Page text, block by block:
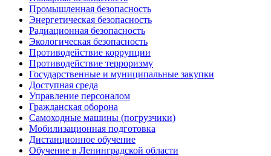
Промышленная безопасность
Энергетическая безопасность
Радиационная безопасность
Экологическая безопасность
Противодействие коррупции
Противодействие терроризму
Государственные и муниципальные закупки
Доступная среда
Управление персоналом
Гражданская оборона
Самоходные машины (погрузчики)
Мобилизационная подготовка
Дистанционное обучение
Обучение в Ленинградской области